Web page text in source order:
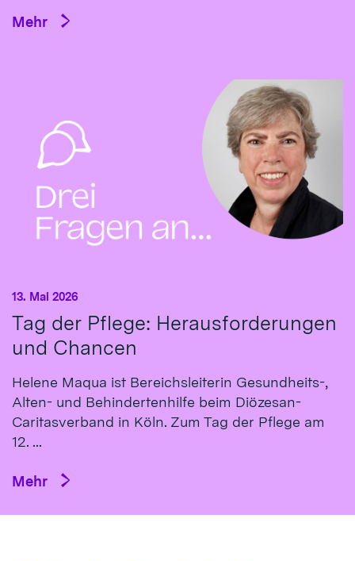
Mehr
Tag der Pflege: Herausforderungen
und Chancen
13. Mai 2026
Helene Maqua ist Bereichsleiterin Gesundheits-,
Alten- und Behindertenhilfe beim Diözesan-
Caritasverband in Köln. Zum Tag der Pflege am
12. ...
Mehr